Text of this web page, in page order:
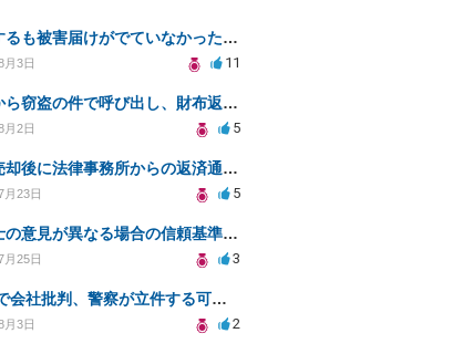
自首するも被害届けがでていなかった場合
月3日 11
警察から窃盗の件で呼び出し、財布返却で自首すべきか？
月2日 5
口座売却後に法律事務所からの返済通知、どう対処すべきか？
月23日 5
弁護士の意見が異なる場合の信頼基準について教えてください
月25日 3
LINEで会社批判、警察が立件する可能性は？
月3日 2